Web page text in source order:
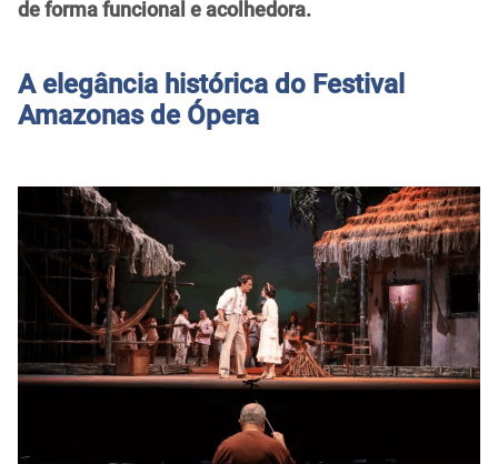
de forma funcional e acolhedora.
A elegância histórica do Festival
Amazonas de Ópera